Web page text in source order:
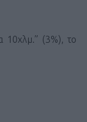
10χλμ.” (3%), το